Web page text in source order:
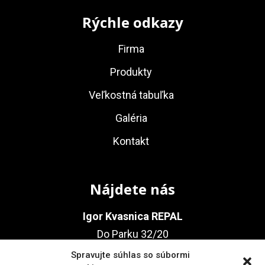
Spravujte súhlas so súbormi
Rýchle odkazy
Firma
Produkty
Veľkostná tabuľka
Galéria
Kontakt
Nájdete nás
Igor Kvasnica REPAL
Do Parku 32/20
010 03 Žilina